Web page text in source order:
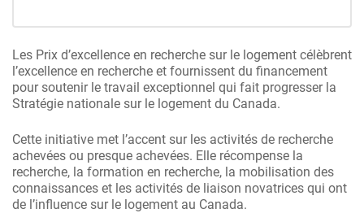
Les Prix d’excellence en recherche sur le logement célèbrent
l’excellence en recherche et fournissent du financement
pour soutenir le travail exceptionnel qui fait progresser la
Stratégie nationale sur le logement du Canada.
Cette initiative met l’accent sur les activités de recherche
achevées ou presque achevées. Elle récompense la
recherche, la formation en recherche, la mobilisation des
connaissances et les activités de liaison novatrices qui ont
de l’influence sur le logement au Canada.